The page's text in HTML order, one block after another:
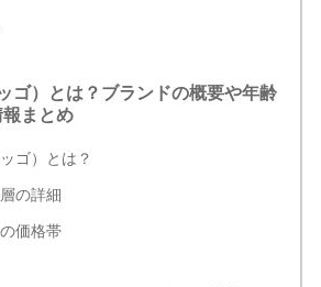
ゴ）とは？ブランドの概要や年齢
まとめ
ゴ）とは？
の詳細
価格帯